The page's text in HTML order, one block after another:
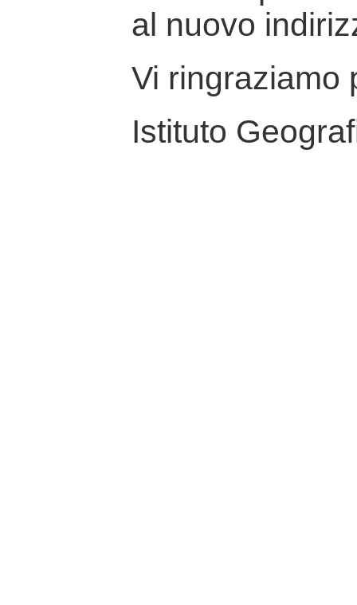
al nuovo
Vi ringraziamo
Istituto